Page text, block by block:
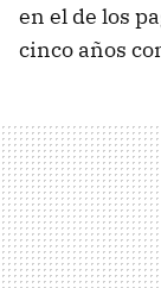
en el de los
cinco años